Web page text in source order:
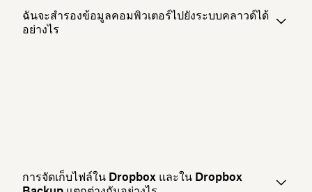
ฉันจะสำรองข้อมูลคอมพิวเตอร์ไปยังระบบคลาวด์ได้
อย่างไร
การจัดเก็บไฟล์ใน Dropbox และใน Dropbox